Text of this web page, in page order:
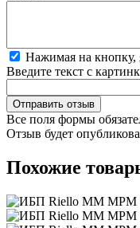
Нажимая на кнопку,
Введите текст с
Все поля формы
Отзыв будет
Похожие